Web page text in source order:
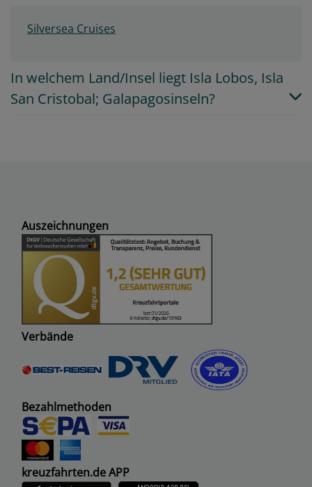
Silversea Cruises
In welchem Land/Insel liegt Isla Lobos, Isla
San Cristobal; Galapagosinseln?
Auszeichnungen
Verbände
Bezahlmethoden
kreuzfahrten.de APP